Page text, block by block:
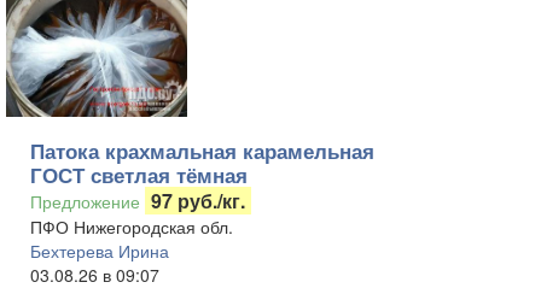
Патока крахмальная карамельная
ГОСТ светлая тёмная
Предложение 97 руб./кг.
ПФО Нижегородская обл.
Бехтерева Ирина
03.08.26 в 09:07